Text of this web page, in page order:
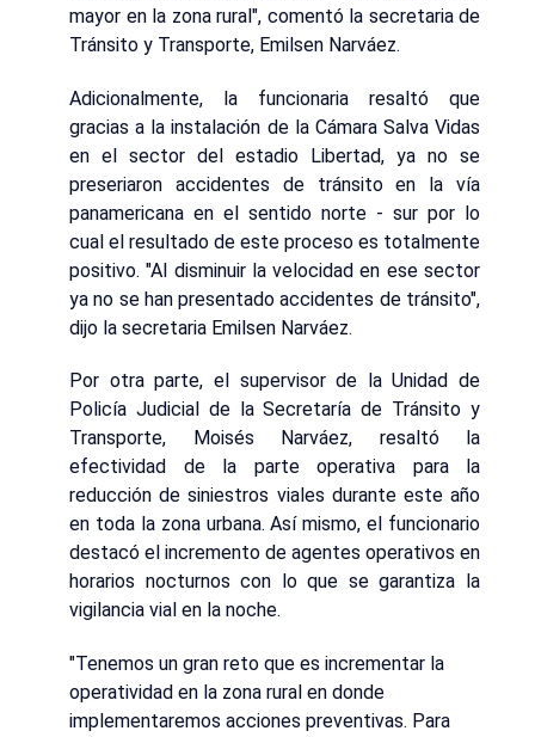
mayor en la zona rural", comentó la secretaria de
Tránsito y Transporte, Emilsen Narváez.
Adicionalmente, la funcionaria resaltó que
gracias a la instalación de la Cámara Salva Vidas
en el sector del estadio Libertad, ya no se
preseriaron accidentes de tránsito en la vía
panamericana en el sentido norte - sur por lo
cual el resultado de este proceso es totalmente
positivo. "Al disminuir la velocidad en ese sector
ya no se han presentado accidentes de tránsito",
dijo la secretaria Emilsen Narváez.
Por otra parte, el supervisor de la Unidad de
Policía Judicial de la Secretaría de Tránsito y
Transporte, Moisés Narváez, resaltó la
efectividad de la parte operativa para la
reducción de siniestros viales durante este año
en toda la zona urbana. Así mismo, el funcionario
destacó el incremento de agentes operativos en
horarios nocturnos con lo que se garantiza la
vigilancia vial en la noche.
"Tenemos un gran reto que es incrementar la
operatividad en la zona rural en donde
implementaremos acciones preventivas. Para